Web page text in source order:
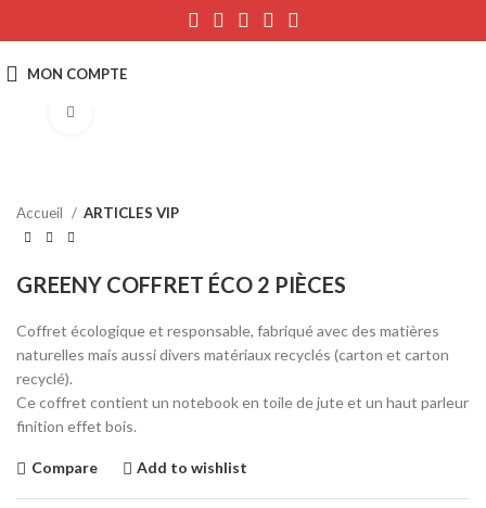
Accueil ARTICLES VIP
GREENY COFFRET ÉCO 2 PIÈCES
Coffret écologique et responsable, fabriqué avec des matières
naturelles mais aussi divers matériaux recyclés (carton et carton
recyclé).
Ce coffret contient un notebook en toile de jute et un haut parleur
finition effet bois.
Compare Add to wishlist